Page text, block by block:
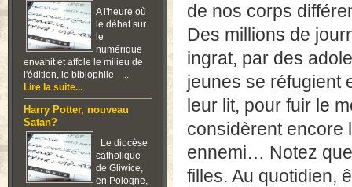
A l'heure où
le débat sur
le
numérique
envahit et affole le milieu de
l'édition, le bibiophile - ...
Lire la suite...
Harry Potter, nouveau
Satan?
Le diocèse
catholique
de Gliwice,
en Pologne,
de nos corps
Des millions de
ingrat, par des
jeunes se réfugient
leur lit, pour fuir le
considèrent encore
ennemi… Notez que
filles. Au quotidien,